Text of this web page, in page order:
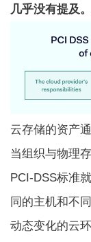
几乎没有提及。
云存储的资产
当组织与物理
PCI-DSS标准
同的主机和不
动态变化的云